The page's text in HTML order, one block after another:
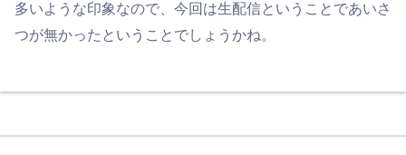
多いような印象なので、今回は生配信ということであいさ
つが無かったということでしょうかね。